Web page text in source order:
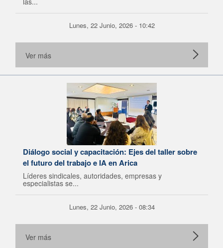
Lunes, 22 Junio, 2026 - 10:42
Ver más
Diálogo social y capacitación: Ejes del taller sobre
el futuro del trabajo e IA en Arica
Líderes sindicales, autoridades, empresas y
especialistas se...
Lunes, 22 Junio, 2026 - 08:34
Ver más